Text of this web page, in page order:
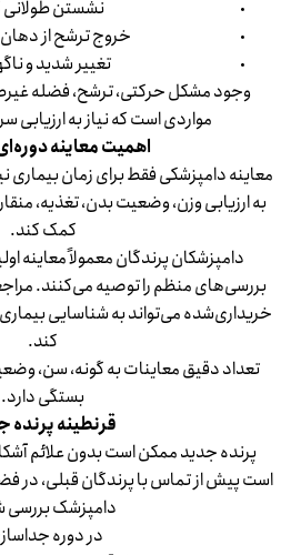
نشستن
خروج ترشح از
تغییر شدید و
وجود مشکل حرکتی، ترشح، فضله
مواردی است که نیاز به ارزیابی
اهمیت معاینه
معاینه دامپزشکی فقط برای زمان
به ارزیابی وزن، وضعیت بدن، تغذیه،
کمک کند.
دامپزشکان پرندگان معمولاً معاینه
بررسی‌های منظم را توصیه می‌کنند.
خریداری‌شده می‌تواند به شناسایی
کند.
تعداد دقیق معاینات به گونه، سن،
بستگی دارد.
قرنطینه پرنده
پرنده جدید ممکن است بدون علائم
است پیش از تماس با پرندگان قبلی، در
دامپزشک بررسی
در دوره